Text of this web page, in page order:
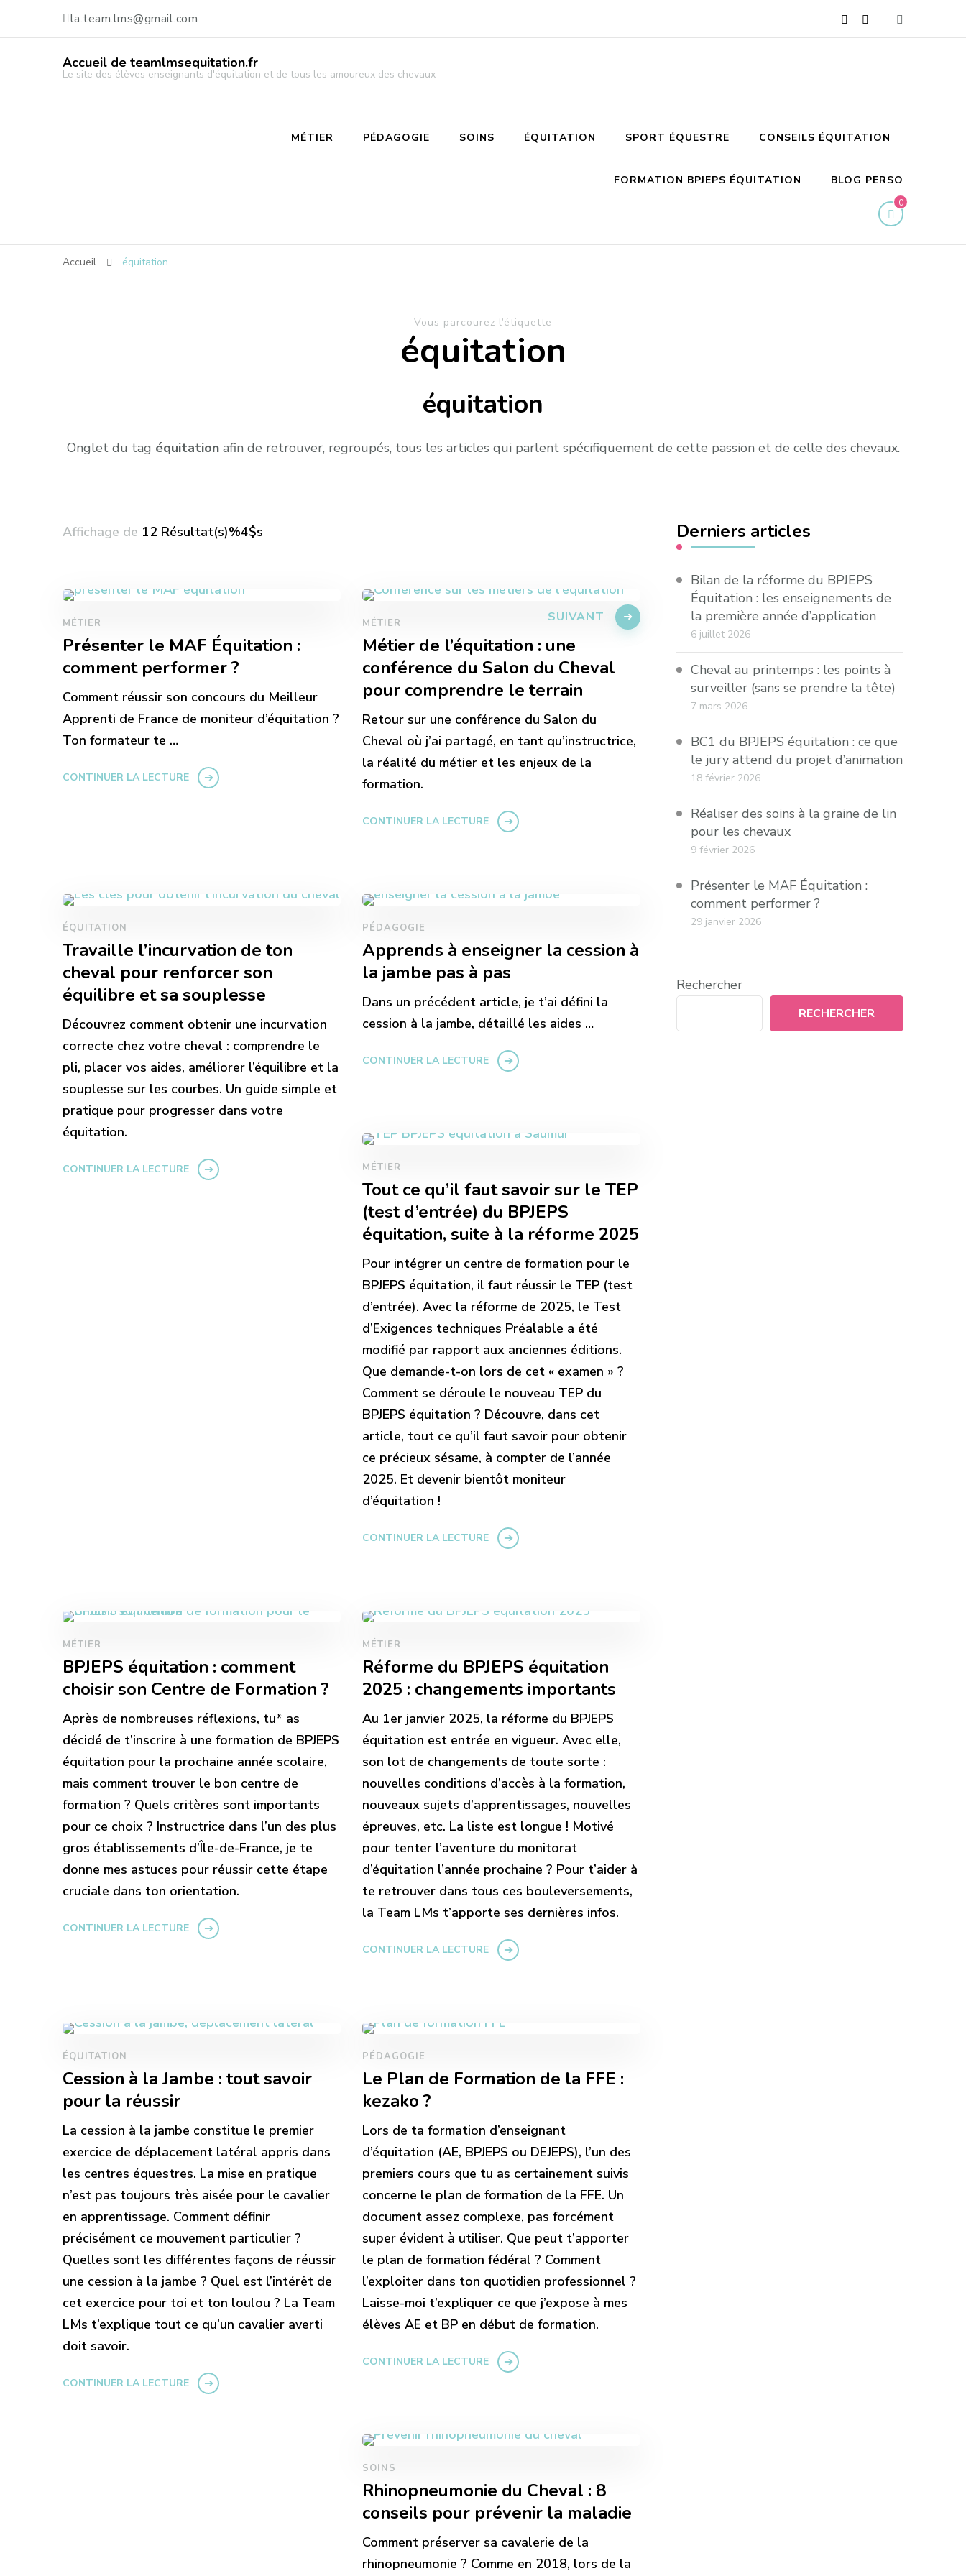
la.team.lms@gmail.com
Accueil de teamlmsequitation.fr
Le site des élèves enseignants d'équitation et de tous les amoureux des chevaux
MÉTIER PÉDAGOGIE SOINS ÉQUITATION SPORT ÉQUESTRE CONSEILS ÉQUITATION
FORMATION BPJEPS ÉQUITATION BLOG PERSO
0
Accueil équitation
Vous parcourez l’étiquette
équitation
équitation
Onglet du tag équitation afin de retrouver, regroupés, tous les articles qui parlent spécifiquement de cette passion et de celle des chevaux.
Affichage de 12 Résultat(s)%4$s
MÉTIER
Présenter le MAF Équitation :
comment performer ?
Comment réussir son concours du Meilleur
Apprenti de France de moniteur d’équitation ?
Ton formateur te …
CONTINUER LA LECTURE
MÉTIER
Métier de l’équitation : une
conférence du Salon du Cheval
pour comprendre le terrain
Retour sur une conférence du Salon du
Cheval où j’ai partagé, en tant qu’instructrice,
la réalité du métier et les enjeux de la
formation.
CONTINUER LA LECTURE
ÉQUITATION
Travaille l’incurvation de ton
cheval pour renforcer son
équilibre et sa souplesse
Découvrez comment obtenir une incurvation
correcte chez votre cheval : comprendre le
pli, placer vos aides, améliorer l’équilibre et la
souplesse sur les courbes. Un guide simple et
pratique pour progresser dans votre
équitation.
CONTINUER LA LECTURE
PÉDAGOGIE
Apprends à enseigner la cession à
la jambe pas à pas
Dans un précédent article, je t’ai défini la
cession à la jambe, détaillé les aides …
CONTINUER LA LECTURE
MÉTIER
Tout ce qu’il faut savoir sur le TEP
(test d’entrée) du BPJEPS
équitation, suite à la réforme 2025
Pour intégrer un centre de formation pour le
BPJEPS équitation, il faut réussir le TEP (test
d’entrée). Avec la réforme de 2025, le Test
d’Exigences techniques Préalable a été
modifié par rapport aux anciennes éditions.
Que demande-t-on lors de cet « examen » ?
Comment se déroule le nouveau TEP du
BPJEPS équitation ? Découvre, dans cet
article, tout ce qu’il faut savoir pour obtenir
ce précieux sésame, à compter de l’année
2025. Et devenir bientôt moniteur
d’équitation !
CONTINUER LA LECTURE
MÉTIER
BPJEPS équitation : comment
choisir son Centre de Formation ?
Après de nombreuses réflexions, tu* as
décidé de t’inscrire à une formation de BPJEPS
équitation pour la prochaine année scolaire,
mais comment trouver le bon centre de
formation ? Quels critères sont importants
pour ce choix ? Instructrice dans l’un des plus
gros établissements d’Île-de-France, je te
donne mes astuces pour réussir cette étape
cruciale dans ton orientation.
CONTINUER LA LECTURE
MÉTIER
Réforme du BPJEPS équitation
2025 : changements importants
Au 1er janvier 2025, la réforme du BPJEPS
équitation est entrée en vigueur. Avec elle,
son lot de changements de toute sorte :
nouvelles conditions d’accès à la formation,
nouveaux sujets d’apprentissages, nouvelles
épreuves, etc. La liste est longue ! Motivé
pour tenter l’aventure du monitorat
d’équitation l’année prochaine ? Pour t’aider à
te retrouver dans tous ces bouleversements,
la Team LMs t’apporte ses dernières infos.
CONTINUER LA LECTURE
ÉQUITATION
Cession à la Jambe : tout savoir
pour la réussir
La cession à la jambe constitue le premier
exercice de déplacement latéral appris dans
les centres équestres. La mise en pratique
n’est pas toujours très aisée pour le cavalier
en apprentissage. Comment définir
précisément ce mouvement particulier ?
Quelles sont les différentes façons de réussir
une cession à la jambe ? Quel est l’intérêt de
cet exercice pour toi et ton loulou ? La Team
LMs t’explique tout ce qu’un cavalier averti
doit savoir.
CONTINUER LA LECTURE
PÉDAGOGIE
Le Plan de Formation de la FFE :
kezako ?
Lors de ta formation d’enseignant
d’équitation (AE, BPJEPS ou DEJEPS), l’un des
premiers cours que tu as certainement suivis
concerne le plan de formation de la FFE. Un
document assez complexe, pas forcément
super évident à utiliser. Que peut t’apporter
le plan de formation fédéral ? Comment
l’exploiter dans ton quotidien professionnel ?
Laisse-moi t’expliquer ce que j’expose à mes
élèves AE et BP en début de formation.
CONTINUER LA LECTURE
SOINS
Rhinopneumonie du Cheval : 8
conseils pour prévenir la maladie
Comment préserver sa cavalerie de la
rhinopneumonie ? Comme en 2018, lors de la
Pagination
des
publications
SUIVANT
Derniers articles
Bilan de la réforme du BPJEPS
Équitation : les enseignements de
la première année d’application
6 juillet 2026
Cheval au printemps : les points à
surveiller (sans se prendre la tête)
7 mars 2026
BC1 du BPJEPS équitation : ce que
le jury attend du projet d’animation
18 février 2026
Réaliser des soins à la graine de lin
pour les chevaux
9 février 2026
Présenter le MAF Équitation :
comment performer ?
29 janvier 2026
Rechercher
RECHERCHER